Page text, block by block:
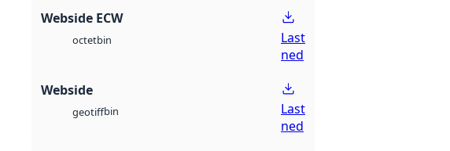
Webside ECW
octetbin
Last
ned
Webside
geotiffbin
Last
ned